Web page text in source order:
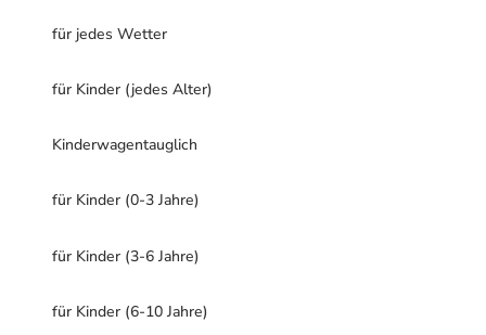
für jedes Wetter
für Kinder (jedes Alter)
Kinderwagentauglich
für Kinder (0-3 Jahre)
für Kinder (3-6 Jahre)
für Kinder (6-10 Jahre)